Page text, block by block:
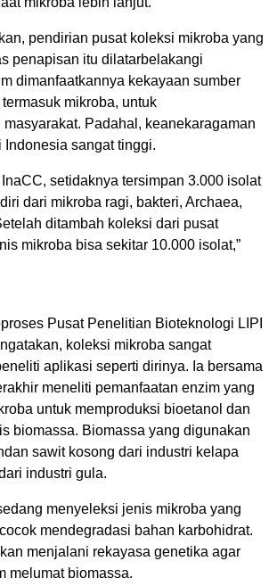
pendirian pusat koleksi mikroba yang
penapisan itu dilatarbelakangi
dimanfaatkannya kekayaan sumber
mikroba, untuk
Padahal, keanekaragaman
Indonesia sangat tinggi.
setidaknya tersimpan 3.000 isolat
dari mikroba ragi, bakteri, Archaea,
ditambah koleksi dari pusat
mikroba bisa sekitar 10.000 isolat,”
Pusat Penelitian Bioteknologi LIPI
koleksi mikroba sangat
aplikasi seperti dirinya. Ia bersama
meneliti pemanfaatan enzim yang
untuk memproduksi bioetanol dan
biomassa. Biomassa yang digunakan
sawit kosong dari industri kelapa
industri gula.
menyeleksi jenis mikroba yang
mendegradasi bahan karbohidrat.
menjalani rekayasa genetika agar
melumat biomassa.